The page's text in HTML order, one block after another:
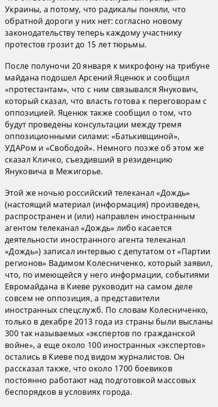
Украины, а потому, что радикалы поняли, что
обратной дороги у них нет: согласно новому
законодательству теперь каждому участнику
протестов грозит до 15 лет тюрьмы.
После полуночи 20 января к микрофону на трибуне
майдана подошел Арсений Яценюк и сообщил
«протестантам», что с ним связывался Янукович,
который сказал, что власть готова к переговорам с
оппозицией. Яценюк также сообщил о том, что
будут проведены консультации между тремя
оппозиционными силами: «Батькивщиной»,
УДАРом и «Свободой». Немного позже об этом же
сказал Кличко, съездивший в резиденцию
Януковича в Межигорье.
Этой же ночью российский телеканал «Дождь»
(настоящий материал (информация) произведен,
распространен и (или) направлен иностранным
агентом телеканал «Дождь» либо касается
деятельности иностранного агента телеканал
«Дождь») записал интервью с депутатом от «Партии
регионов» Вадимом Колесниченко, который заявил,
что, по имеющейся у него информации, событиями
Евромайдана в Киеве руководит на самом деле
совсем не оппозиция, а представители
иностранных спецслужб. По словам Колесниченко,
только в декабре 2013 года из страны были высланы
300 так называемых «экспертов по гражданской
войне», а еще около 100 иностранных «экспертов»
остались в Киеве под видом журналистов. Он
рассказал также, что около 1700 боевиков
постоянно работают над подготовкой массовых
беспорядков в условиях города.